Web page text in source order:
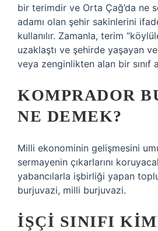
bir terimdir ve Orta Çağ’da ne
adamı olan şehir sakinlerini
kullanılır. Zamanla, terim
uzaklaştı ve şehirde yaşayan
veya zenginlikten alan bir sınıf
KOMPRADOR
NE DEMEK?
Milli ekonominin gelişmesini
sermayenin çıkarlarını
yabancılarla işbirliği yapan
burjuvazi, milli burjuvazi.
İŞÇI SINIFI